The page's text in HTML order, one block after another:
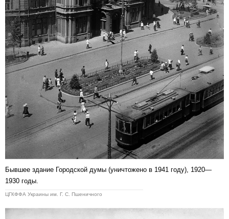
Бывшее здание Городской думы (уничтожено в 1941 году), 1920—
1930 годы.
ЦГКФФА Украины им. Г. С. Пшеничного